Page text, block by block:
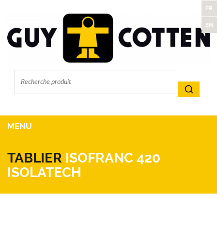
FR
EN
MENU
TABLIER ISOFRANC 420
ISOLATECH